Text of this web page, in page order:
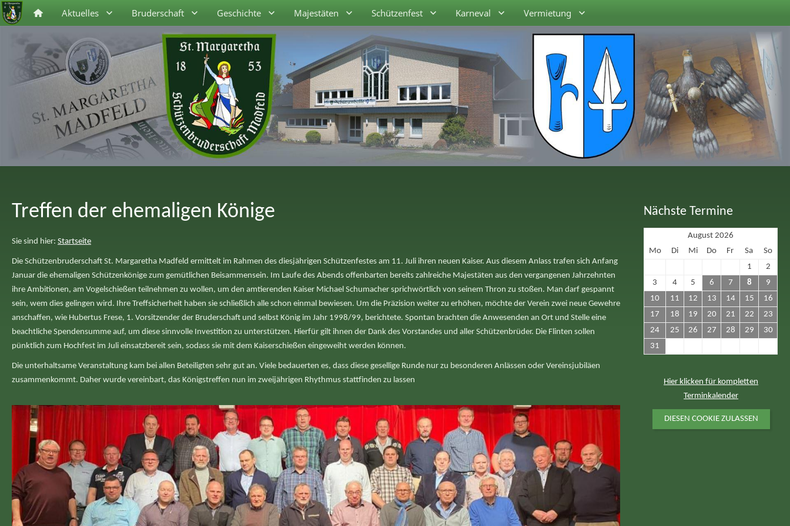
Aktuelles Bruderschaft Geschichte Majestäten Schützenfest Karneval Vermietung
Treffen der ehemaligen Könige
Sie sind hier: Startseite
Die Schützenbruderschaft St. Margaretha Madfeld ermittelt im Rahmen des diesjährigen Schützenfestes am 11. Juli ihren neuen Kaiser. Aus diesem Anlass trafen sich Anfang
Januar die ehemaligen Schützenkönige zum gemütlichen Beisammensein. Im Laufe des Abends offenbarten bereits zahlreiche Majestäten aus den vergangenen Jahrzehnten
ihre Ambitionen, am Vogelschießen teilnehmen zu wollen, um den amtierenden Kaiser Michael Schumacher sprichwörtlich von seinem Thron zu stoßen. Man darf gespannt
sein, wem dies gelingen wird. Ihre Treffsicherheit haben sie schließlich alle schon einmal bewiesen. Um die Präzision weiter zu erhöhen, möchte der Verein zwei neue Gewehre
anschaffen, wie Hubertus Frese, 1. Vorsitzender der Bruderschaft und selbst König im Jahr 1998/99, berichtete. Spontan brachten die Anwesenden an Ort und Stelle eine
beachtliche Spendensumme auf, um diese sinnvolle Investition zu unterstützen. Hierfür gilt ihnen der Dank des Vorstandes und aller Schützenbrüder. Die Flinten sollen
pünktlich zum Hochfest im Juli einsatzbereit sein, sodass sie mit dem Kaiserschießen eingeweiht werden können.
Die unterhaltsame Veranstaltung kam bei allen Beteiligten sehr gut an. Viele bedauerten es, dass diese gesellige Runde nur zu besonderen Anlässen oder Vereinsjubiläen
zusammenkommt. Daher wurde vereinbart, das Königstreffen nun im zweijährigen Rhythmus stattfinden zu lassen
Nächste Termine
August 2026
Mo
Di Mi Do Fr Sa
So
1
2
3
4 5 6 7 8
9
10
11 12 13 14 15
16
17
18 19 20 21 22
23
24
25 26 27 28 29
30
31
Hier klicken für kompletten
Terminkalender
DIESEN COOKIE ZULASSEN